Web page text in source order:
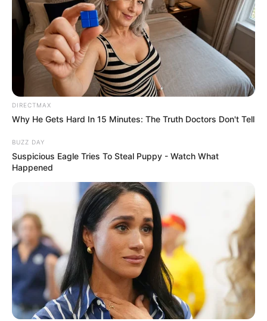
5 – Após a tinta da base secar, fixe todos os
elementos do organizador. Para isso você pode
DIRECTMAX
Why He Gets Hard In 15 Minutes: The Truth Doctors Don't Tell
BUZZ DAY
Suspicious Eagle Tries To Steal Puppy - Watch What
Happened